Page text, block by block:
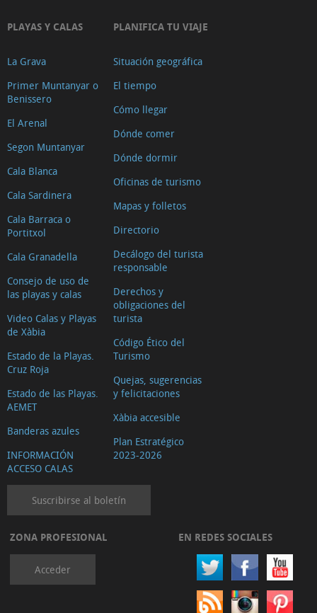
PLAYAS Y CALAS
La Grava
Primer Muntanyar o
Benissero
El Arenal
Segon Muntanyar
Cala Blanca
Cala Sardinera
Cala Barraca o
Portitxol
Cala Granadella
Consejo de uso de
las playas y calas
Video Calas y Playas
de Xàbia
Estado de la Playas.
Cruz Roja
Estado de las Playas.
AEMET
Banderas azules
INFORMACIÓN
ACCESO CALAS
PLANIFICA TU VIAJE
Situación geográfica
El tiempo
Cómo llegar
Dónde comer
Dónde dormir
Oficinas de turismo
Mapas y folletos
Directorio
Decálogo del turista
responsable
Derechos y
obligaciones del
turista
Código Ético del
Turismo
Quejas, sugerencias
y felicitaciones
Xàbia accesible
Plan Estratégico
2023-2026
Suscribirse al boletín
ZONA PROFESIONAL
Acceder
EN REDES SOCIALES